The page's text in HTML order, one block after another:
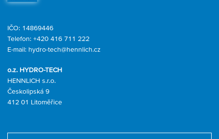
o.z. HYDRO-TECH
HENNLICH s.r.o.
Českolipská 9
412 01 Litoměřice
IČO: 14869446
Telefon: +420 416 711 222
E-mail: hydro-tech@hennlich.cz